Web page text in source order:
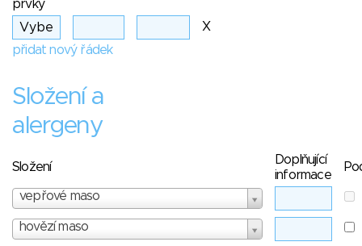
prvky
X
přidat nový řádek
Složení a
alergeny
Složení
Doplňující
informace
vepřové maso
hovězí maso